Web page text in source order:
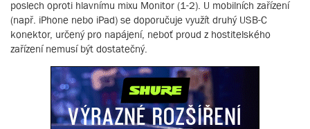
poslech oproti hlavnímu mixu Monitor (1-2). U mobilních zařízení
(např. iPhone nebo iPad) se doporučuje využít druhý USB-C
konektor, určený pro napájení, neboť proud z hostitelského
zařízení nemusí být dostatečný.